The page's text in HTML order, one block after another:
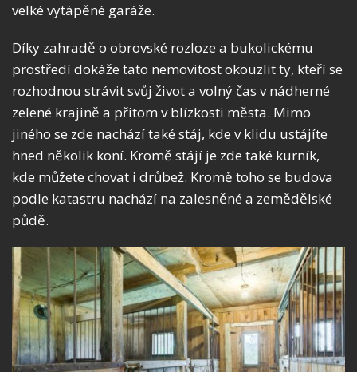
velké vytápěné garáže.
Díky zahradě o obrovské rozloze a bukolickému
prostředí dokáže tato nemovitost okouzlit ty, kteří se
rozhodnou strávit svůj život a volný čas v nádherné
zelené krajině a přitom v blízkosti města. Mimo
jiného se zde nachází také stáj, kde v klidu ustájíte
hned několik koní. Kromě stájí je zde také kurník,
kde můžete chovat i drůbež. Kromě toho se budova
podle katastru nachází na zalesněné a zemědělské
půdě.